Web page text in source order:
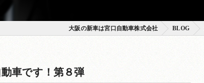
大阪の新車は宮口自動車株式会社 BLOG
車です！第８弾